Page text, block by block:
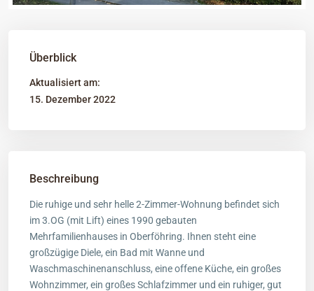
Überblick
Aktualisiert am:
15. Dezember 2022
Beschreibung
Die ruhige und sehr helle 2-Zimmer-Wohnung befindet sich
im 3.OG (mit Lift) eines 1990 gebauten
Mehrfamilienhauses in Oberföhring. Ihnen steht eine
großzügige Diele, ein Bad mit Wanne und
Waschmaschinenanschluss, eine offene Küche, ein großes
Wohnzimmer, ein großes Schlafzimmer und ein ruhiger, gut